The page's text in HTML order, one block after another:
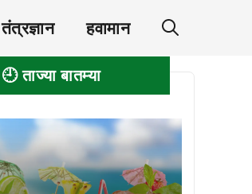
तंत्रज्ञान हवामान
🕘 ताज्या बातम्या